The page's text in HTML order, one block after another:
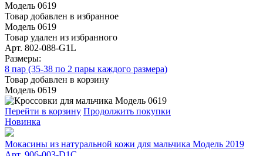
Модель 0619
Товар добавлен в избранное
Модель 0619
Товар удален из избранного
Арт. 802-088-G1L
Размеры:
8 пар (35-38 по 2 пары каждого размера)
Товар добавлен в корзину
Модель 0619
Перейти в корзину Продолжить покупки
Новинка
Мокасины из натуральной кожи для мальчика Модель 2019